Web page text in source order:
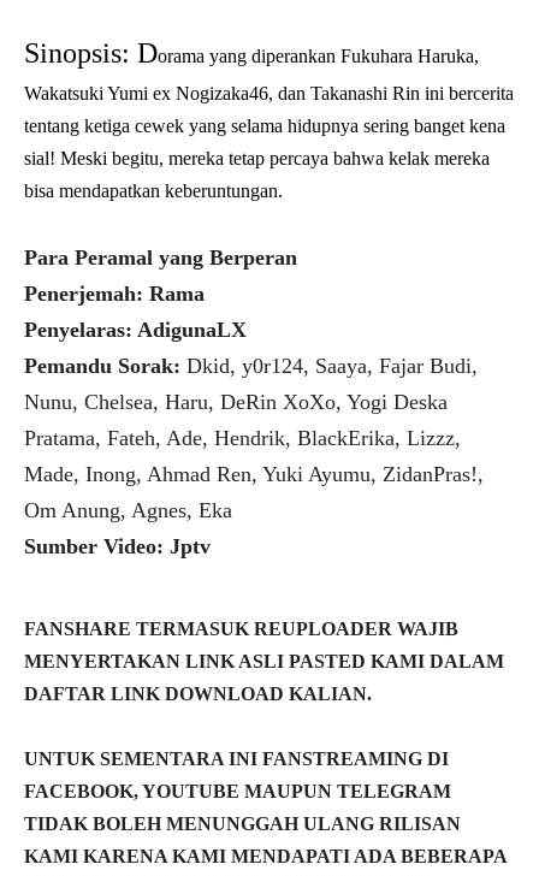
Sinopsis: Dorama yang diperankan Fukuhara Haruka,
Wakatsuki Yumi ex Nogizaka46, dan Takanashi Rin ini bercerita
tentang ketiga cewek yang selama hidupnya sering banget kena
sial! Meski begitu, mereka tetap percaya bahwa kelak mereka
bisa mendapatkan keberuntungan.
Para Peramal yang Berperan
Penerjemah: Rama
Penyelaras: AdigunaLX
Pemandu Sorak: Dkid, y0r124, Saaya, Fajar Budi,
Nunu, Chelsea, Haru, DeRin XoXo, Yogi Deska
Pratama, Fateh, Ade, Hendrik, BlackErika, Lizzz,
Made, Inong, Ahmad Ren, Yuki Ayumu, ZidanPras!,
Om Anung, Agnes, Eka
Sumber Video: Jptv
FANSHARE TERMASUK REUPLOADER WAJIB
MENYERTAKAN LINK ASLI PASTED KAMI DALAM
DAFTAR LINK DOWNLOAD KALIAN.
UNTUK SEMENTARA INI FANSTREAMING DI
FACEBOOK, YOUTUBE MAUPUN TELEGRAM
TIDAK BOLEH MENUNGGAH ULANG RILISAN
KAMI KARENA KAMI MENDAPATI ADA BEBERAPA